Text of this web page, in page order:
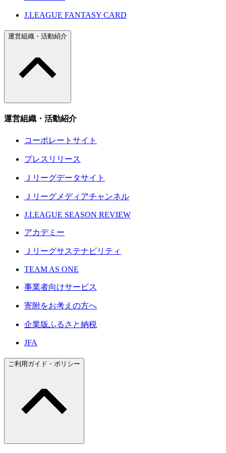
J.LEAGUE FANTASY CARD
運営組織・活動紹介
運営組織・活動紹介
コーポレートサイト
プレスリリース
Ｊリーグデータサイト
Ｊリーグメディアチャンネル
J.LEAGUE SEASON REVIEW
アカデミー
Ｊリーグサステナビリティ
TEAM AS ONE
事業者向けサービス
寄附をお考えの方へ
企業版ふるさと納税
JFA
ご利用ガイド・ポリシー